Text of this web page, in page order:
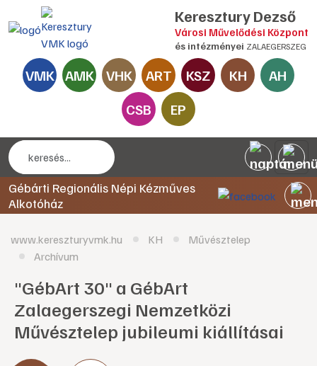
Keresztury Dezső
Városi Művelődési Központ
és intézményei ZALAEGERSZEG
VMK AMK VHK ART KSZ KH
AH
CSB
EP
Gébárti Regionális Népi Kézműves
Alkotóház
www.kereszturyvmk.hu KH
Művésztelep
Archívum
"GébArt 30" a GébArt
Zalaegerszegi Nemzetközi
Művésztelep jubileumi kiállításai